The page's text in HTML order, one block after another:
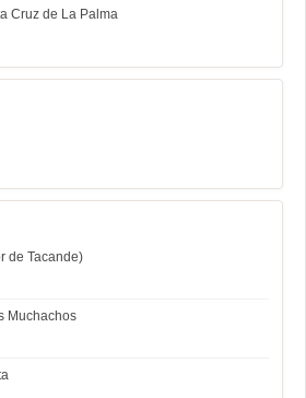
Cruz de La Palma
de Tacande)
Muchachos